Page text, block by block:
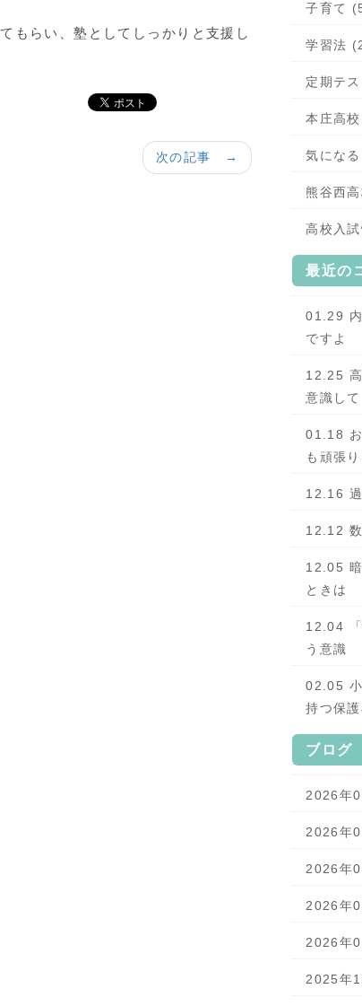
もらい、塾としてしっかりと支援し
次の記事 →
子育て
学習法
定期テ
本庄高
気にな
熊谷西
高校入
最近の
01.29
ですよ
12.25
意識して
01.18
も頑張
12.16
12.12
12.05
ときは
12.04
う意識
02.05
持つ保
ブログ
2026年
2026年
2026年
2026年
2026年
2025年